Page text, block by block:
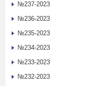
№237-2023
№236-2023
№235-2023
№234-2023
№233-2023
№232-2023